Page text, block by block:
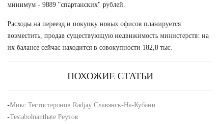
минимум - 9889 "спартанских" рублей.
Расходы на переезд и покупку новых офисов планируется
возместить, продав существующую недвижимость министерств: на
их балансе сейчас находится в совокупности 182,8 тыс.
ПОХОЖИЕ СТАТЬИ
-Микс Тестостеронов Radjay Славянск-На-Кубани
-Testabolnanthate Реутов